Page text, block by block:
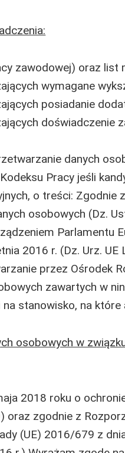
zawodowej) oraz list
wymagane
posiadanie
doświadczenie
danych
Pracy jeśli
o treści: Zgodnie
osobowych (Dz.
Parlamentu
2016 r. (Dz. Urz. UE
przez Ośrodek
zawartych w
stanowisko, na które
osobowych w
2018 roku o
oraz zgodnie z
(UE) 2016/679 z